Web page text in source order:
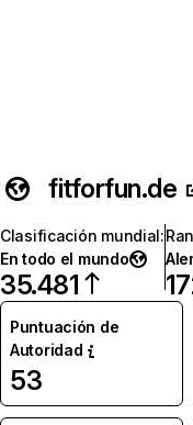
fitforfun.de
Clasificación mundial:
En todo el mundo
35.481
Puntuación de
Autoridad
53